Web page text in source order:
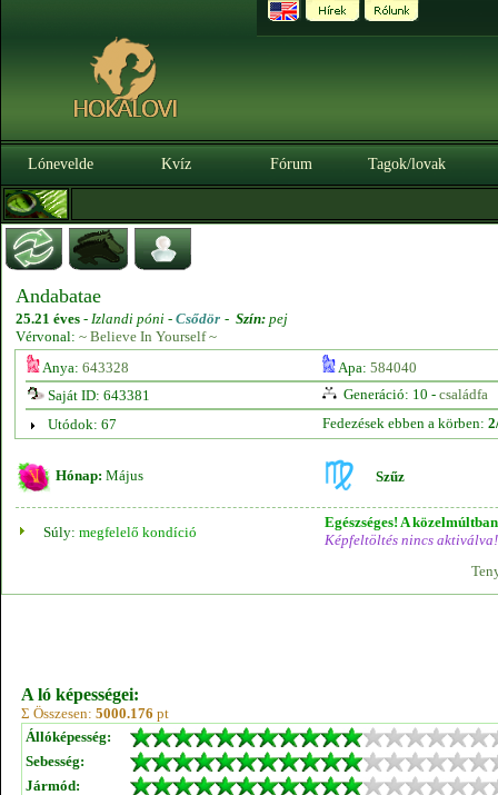
Lónevelde Kvíz Fórum Tagok/lovak
Andabatae
25.21 éves - Izlandi póni - Csődör - Szín: pej
Vérvonal: ~ Believe In Yourself ~
Anya: 643328 Apa: 584040
Saját ID: 643381
Generáció: 10 - családfa
Utódok: 67
Fedezések ebben a körben:
Hónap: Május Szűz
Súly: megfelelő kondíció
Egészséges! A
Képfeltöltés nincs aktiválva!
A ló képességei:
Σ Összesen: 5000.176 pt
Állóképesség:
Sebesség:
Jármód: